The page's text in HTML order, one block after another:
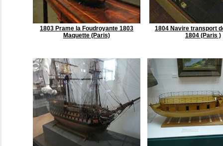
1803 Prame la Foudroyante 1803
Maquette (Paris)
1804 Navire transport
1804 (Paris )